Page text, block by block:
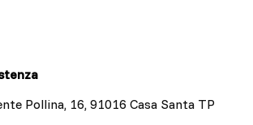
Pollina, 16, 91016 Casa Santa TP